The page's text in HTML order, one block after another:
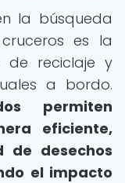
la búsqueda
es la
de reciclaje y
a bordo.
permiten
eficiente,
de desechos
el impacto